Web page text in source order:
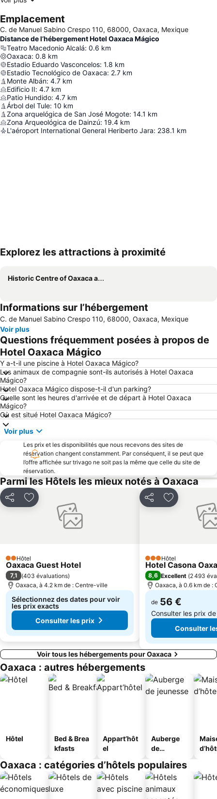
Emplacement
C. de Manuel Sabino Crespo 110, 68000, Oaxaca, Mexique
Distance de l’hébergement Hotel Oaxaca Mágico
Teatro Macedonio Alcalá: 0.6 km
Oaxaca: 0.8 km
Estadio Eduardo Vasconcelos: 1.8 km
Estadio Tecnológico de Oaxaca: 2.7 km
Monte Albán: 4.7 km
Edificio II: 4.7 km
Patio Hundido: 4.7 km
Árbol del Tule: 10 km
Zona arquelógica de San José Mogote: 14.1 km
Zona Arqueológica de Dainzú: 19.4 km
L'aéroport International General Heriberto Jara: 238.1 km
Explorez les attractions à proximité
Historic Centre of Oaxaca and Archaeological Site of Monte Albán
Informations sur l’hébergement
C. de Manuel Sabino Crespo 110, 68000, Oaxaca, Mexique
Voir plus
Questions fréquemment posées à propos de
Hotel Oaxaca Mágico
Y a-t-il une piscine à Hotel Oaxaca Mágico?
Les animaux de compagnie sont-ils autorisés à Hotel Oaxaca
Mágico?
Hotel Oaxaca Mágico dispose-t-il d'un parking?
Quelle sont les heures d'arrivée et de départ à Hotel Oaxaca
Mágico?
Où est situé Hotel Oaxaca Mágico?
Voir plus
Les prix et les disponibilités que nous recevons des sites de
réservation changent constamment. Par conséquent, il se peut que
l’offre affichée sur trivago ne soit pas la même que celle du site de
réservation.
Parmi les Hôtels les mieux notés à Oaxaca
PartagerAjouter à mes favoris
2 Étoiles
Hôtel
Oaxaca Guest Hotel
7,1 (403 évaluations)
Oaxaca, à 4.2 km de : Centre-ville
Sélectionnez des dates pour voir
les prix exacts
Consulter les prix
PartagerAjouter à
3 Étoiles
Hôtel
Hotel Casona
8,6 Excellent (2 493
Oaxaca, à 0.6 km de :
de 56 €
Consulter les prix
Consulter
Voir tous les hébergements pour Oaxaca
Oaxaca : autres hébergements
Hôtel
Bed & Brea
kfasts
Appart’hôt
el
Auberge
de
Oaxaca : catégories d’hôtels populaires